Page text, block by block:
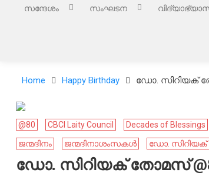
സന്ദേശം സംഘടന
Home Happy Birthday ഡോ. സിറിയക്
@80 CBCI Laity Council Decades of Blessings
ജന്മദിനം
ജന്മദിനാശംസകൾ ഡോ.
ഡോ. സിറിയക് തോമസ്